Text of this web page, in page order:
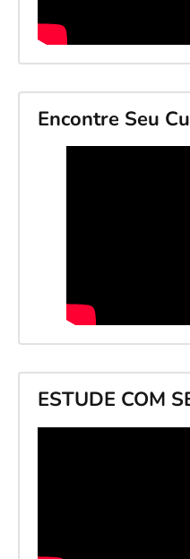
Encontre Seu
ESTUDE COM